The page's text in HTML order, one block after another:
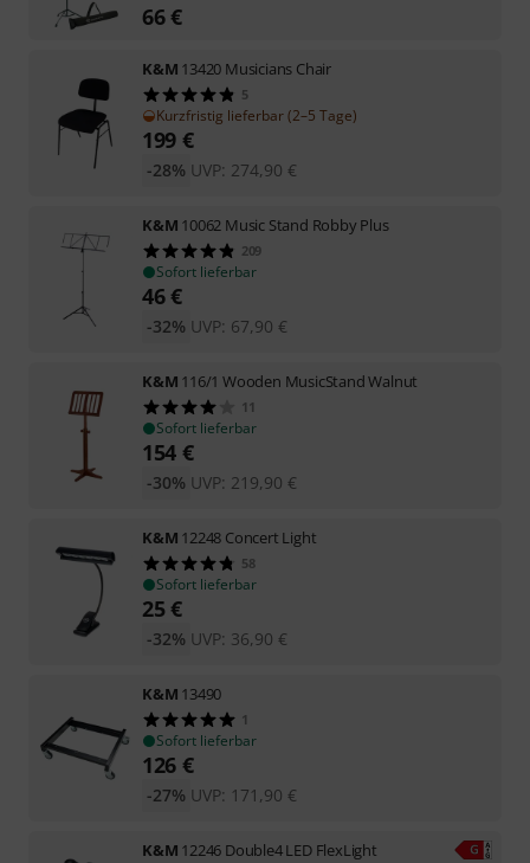
66€
K&M 13420 Musicians Chair
5
Kurzfristig lieferbar (2–5 Tage)
199 €
UVP: 274,90 €
-28%
K&M 10062 Music Stand Robby Plus
209
Sofort lieferbar
46€
UVP: 67,90 €
-32%
K&M 116/1 Wooden MusicStand Walnut
11
Sofort lieferbar
154 €
UVP: 219,90 €
-30%
K&M 12248 Concert Light
58
Sofort lieferbar
25€
UVP: 36,90 €
-32%
K&M 13490
1
Sofort lieferbar
126 €
UVP: 171,90 €
-27%
K&M 12246 Double4 LED FlexLight